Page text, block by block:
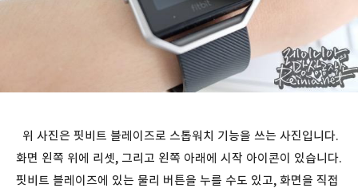
위 사진은 핏비트 블레이즈로 스톱워치 기능을 쓰는 사진입니다.
화면 왼쪽 위에 리셋, 그리고 왼쪽 아래에 시작 아이콘이 있습니다.
핏비트 블레이즈에 있는 물리 버튼을 누를 수도 있고, 화면을 직접